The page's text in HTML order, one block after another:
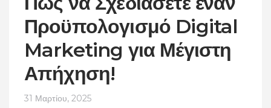
Προϋπολογισμό Digital
Marketing για Μέγιστη
Απήχηση!
31 Μαρτίου, 2025